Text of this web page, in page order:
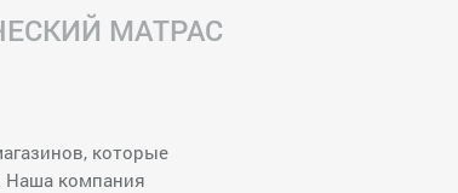
МАТРАС
которые
Наша компания